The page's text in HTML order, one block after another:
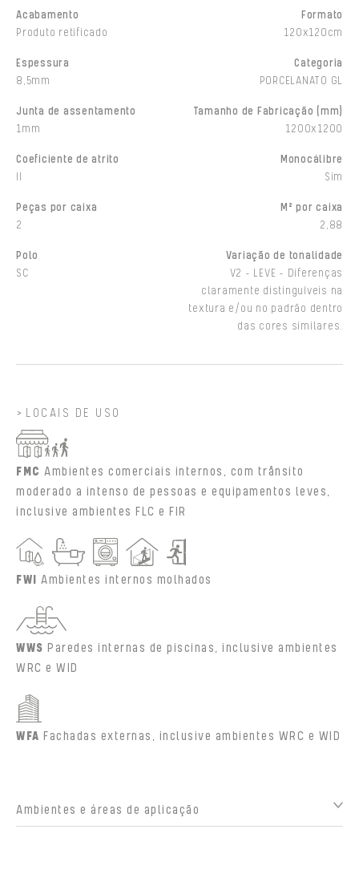
Acabamento
Produto retificado
Formato
120x120cm
Espessura
8,5mm
Categoria
PORCELANATO GL
Junta de assentamento
1mm
Tamanho de Fabricação (mm)
1200x1200
Coeficiente de atrito
Monocálibre
Sim
Peças por caixa
2
M² por caixa
2,88
Polo
SC
Variação de tonalidade
V2 - LEVE - Diferenças
claramente distinguíveis na
textura e/ou no padrão dentro
das cores similares.
LOCAIS DE USO
FMC Ambientes comerciais internos, com trânsito
moderado a intenso de pessoas e equipamentos leves,
inclusive ambientes FLC e FIR
FWI Ambientes internos molhados
WWS Paredes internas de piscinas, inclusive ambientes
WRC e WID
WFA Fachadas externas, inclusive ambientes WRC e WID
Ambientes e áreas de aplicação